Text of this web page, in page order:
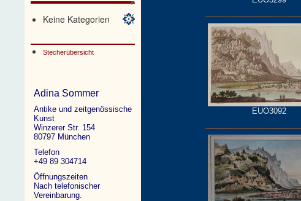
Keine Kategorien
Stecherübersicht
Adina Sommer
Antike und zeitgenössische
Kunst
Winzerer Str. 154
80797 München
Telefon
+49 89 304714
Öffnungszeiten
Nach telefonischer
Vereinbarung.
EUO3092